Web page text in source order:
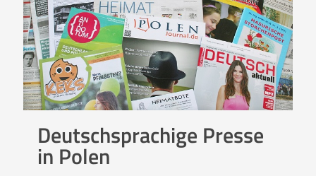
Deutschsprachige Presse
in Polen